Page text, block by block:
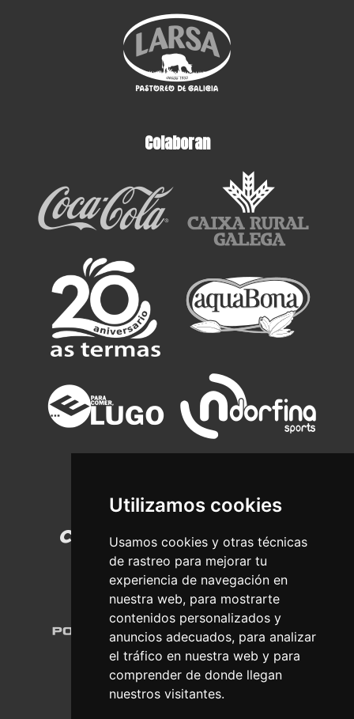
Utilizamos cookies
Usamos cookies y otras técnicas
de rastreo para mejorar tu
experiencia de navegación en
nuestra web, para mostrarte
contenidos personalizados y
anuncios adecuados, para analizar
el tráfico en nuestra web y para
comprender de donde llegan
nuestros visitantes.
Colaboran